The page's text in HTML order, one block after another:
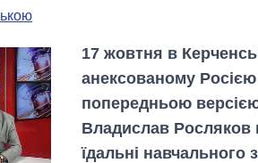
17 жовтня в
анексованому
попередньою
Владислав Росляков
їдальні навчального